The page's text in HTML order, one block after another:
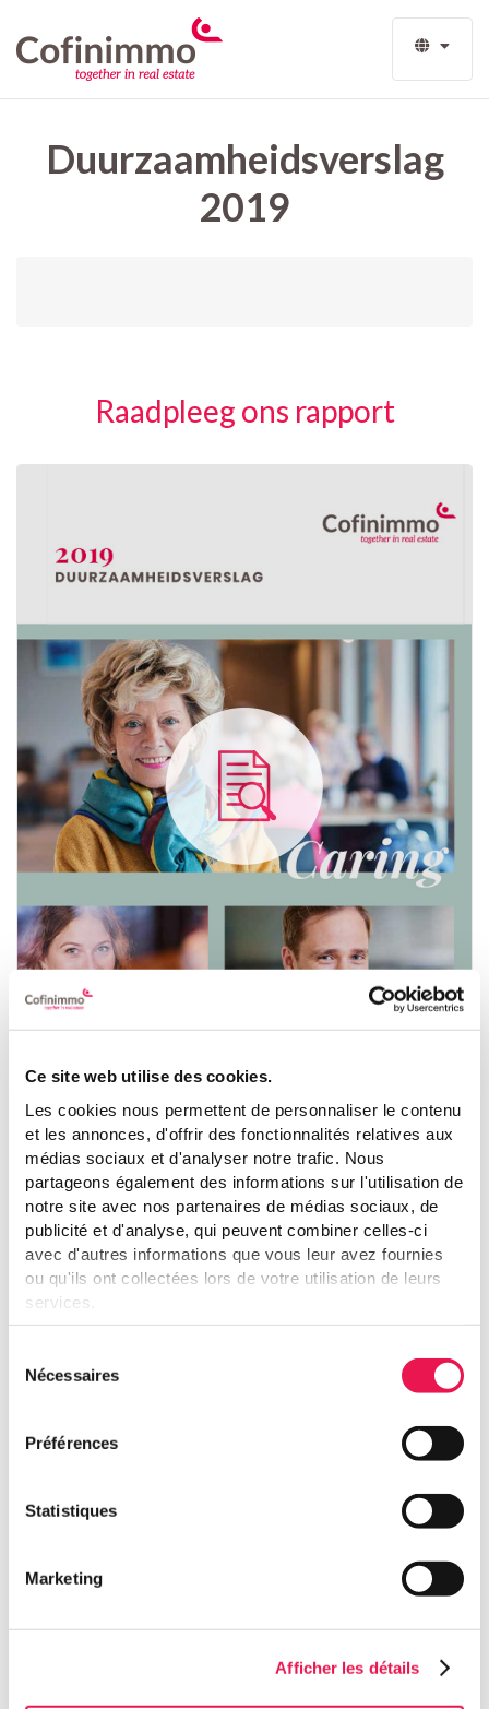
Ce site web utilise des cookies.
Les cookies nous permettent de personnaliser le contenu
et les annonces, d'offrir des fonctionnalités relatives aux
médias sociaux et d'analyser notre trafic. Nous
partageons également des informations sur l'utilisation de
notre site avec nos partenaires de médias sociaux, de
publicité et d'analyse, qui peuvent combiner celles-ci
avec d'autres informations que vous leur avez fournies
ou qu'ils ont collectées lors de votre utilisation de leurs
services.
Voir notre déclaration relative aux cookies.
Nécessaires
Préférences
Statistiques
Marketing
Afficher les détails
FR
Duurzaamheidsverslag
2019
Raadpleeg ons rapport
Genereer uw eigen rapport
Over Cofinimmo
Boodschap aan de stakeholders
Estate
Kerncijfers op 31.12.2019
materialiteitsmatrix
Waardeketen
Dialoog met de stakeholders